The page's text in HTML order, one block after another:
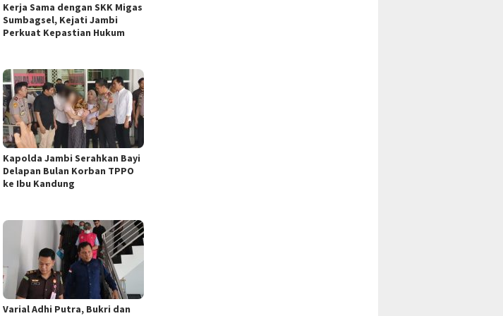
Kerja Sama dengan SKK Migas
Sumbagsel, Kejati Jambi
Perkuat Kepastian Hukum
Kapolda Jambi Serahkan Bayi
Delapan Bulan Korban TPPO
ke Ibu Kandung
Varial Adhi Putra, Bukri dan